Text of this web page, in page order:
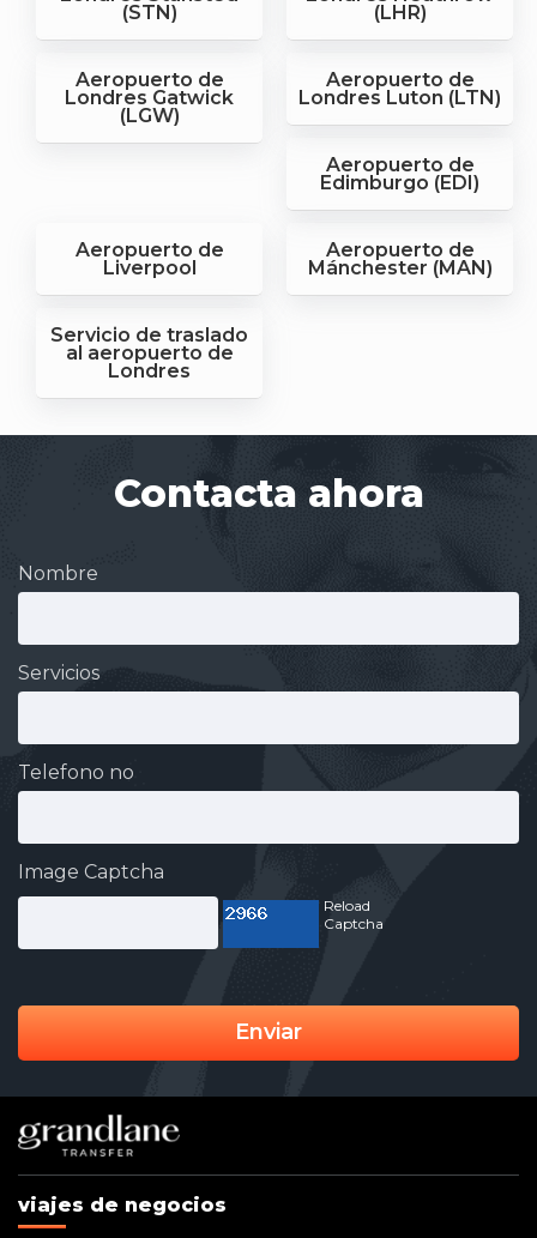
(STN) (LHR)
Aeropuerto de
Londres Gatwick
(LGW)
Aeropuerto de
Londres Luton (LTN)
Aeropuerto de
Edimburgo (EDI)
Aeropuerto de
Liverpool
Aeropuerto de
Mánchester (MAN)
Servicio de traslado
al aeropuerto de
Londres
Contacta ahora
Nombre
Servicios
Telefono no
Image Captcha
Reload
Captcha
Enviar
viajes de negocios